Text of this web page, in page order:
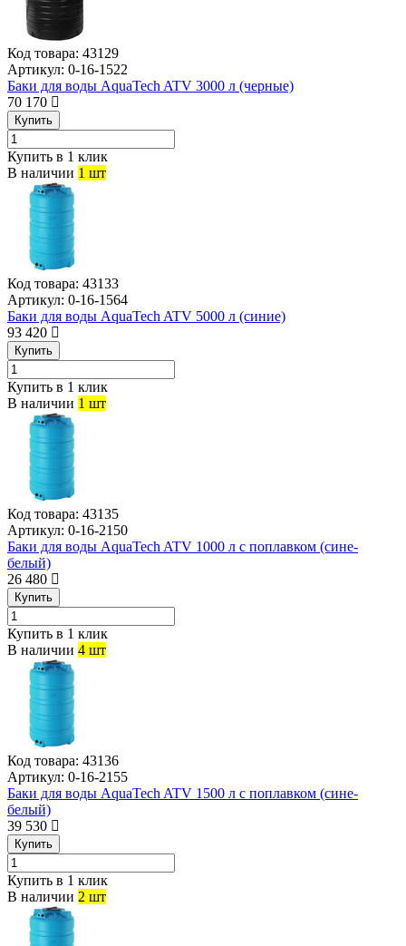
Код товара: 43129
Артикул: 0-16-1522
Баки для воды AquaTech ATV 3000 л (черные)
70 170
Купить
Купить в 1 клик
В наличии 1 шт
Код товара: 43133
Артикул: 0-16-1564
Баки для воды AquaTech ATV 5000 л (синие)
93 420
Купить
Купить в 1 клик
В наличии 1 шт
Код товара: 43135
Артикул: 0-16-2150
Баки для воды AquaTech ATV 1000 л с поплавком (сине-
белый)
26 480
Купить
Купить в 1 клик
В наличии 4 шт
Код товара: 43136
Артикул: 0-16-2155
Баки для воды AquaTech ATV 1500 л с поплавком (сине-
белый)
39 530
Купить
Купить в 1 клик
В наличии 2 шт